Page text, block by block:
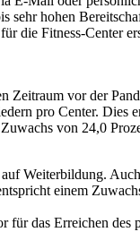
sehr hohen
die Fitness-Center
Zeitraum vor der
pro Center. Dies
von 24,0
Weiterbildung.
einem
das Erreichen des